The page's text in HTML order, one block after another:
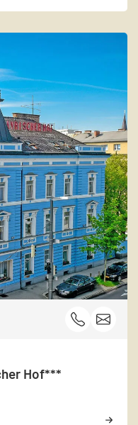
Hof***